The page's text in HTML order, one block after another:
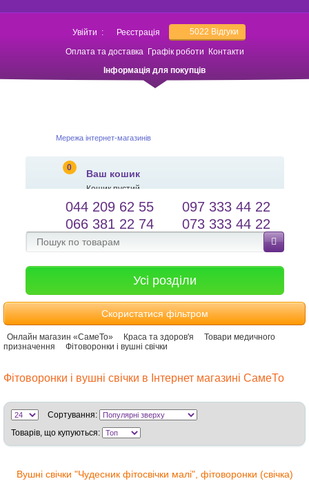
Увійти : Реєстрація 5022 Відгуки
Оплата та доставка Графік роботи
Контакти
Інформація для покупців
Мережа інтернет-магазинів
0
Ваш кошик
Кошик пустий
salessameto@gmail.com
Зворотній зв'язок
Мова сайту
044 209 62 55
097 333 44 22
066 381 22 74
073 333 44 22
Усі розділи
Скористатися фільтром
Онлайн магазин «СамеТо» Краса та здоров'я
Товари медичного
призначення
Фітоворонки і вушні свічки
Фітоворонки і вушні свічки в Інтернет магазині СамеТо
Сортування:
Товарів, що купуються:
Вушні свічки "Чудесник фітосвічки малі", фітоворонки (свічка)